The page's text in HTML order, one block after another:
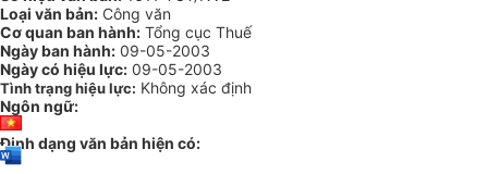
Loại văn bản: Công văn
Cơ quan ban hành: Tổng cục Thuế
Ngày ban hành: 09-05-2003
Ngày có hiệu lực: 09-05-2003
Tình trạng hiệu lực: Không xác định
Ngôn ngữ:
Định dạng văn bản hiện có: